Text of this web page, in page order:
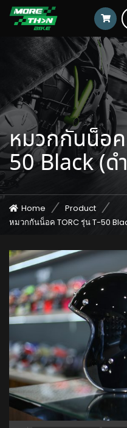
หมวกกันน็อค
50 Black (ด
Home
Product
หมวกกันน็อค TORC รุ่น T-50